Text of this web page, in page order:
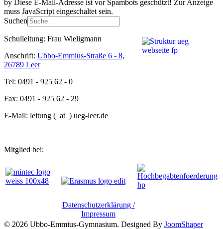
by
Diese E-Mail-Adresse ist vor Spambots geschützt! Zur Anzeige
muss JavaScript eingeschaltet sein.
Suchen
Schulleitung: Frau Wieligmann
Anschrift: Ubbo-Emmius-Straße 6 - 8,
26789 Leer
Tel: 0491 - 925 62 - 0
Fax: 0491 - 925 62 - 29
E-Mail: leitung (_at_) ueg-leer.de
Mitglied bei:
Datenschutzerklärung /
Impressum
© 2026 Ubbo-Emmius-Gymnasium. Designed By JoomShaper